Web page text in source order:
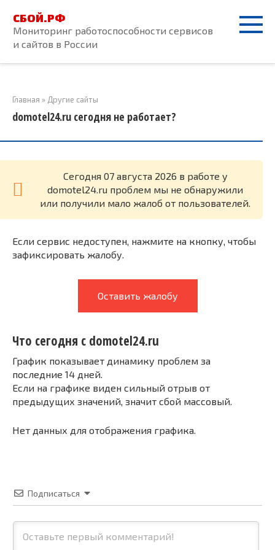
контенту
СБОЙ.РФ
Мониторинг работоспособности сервисов
и сайтов в России
Главная » Другие сайты
domotel24.ru сегодня не работает?
Cегодня 07 августа 2026 в работе у
domotel24.ru проблем мы не обнаружили
или получили мало жалоб от пользователей.
Если сервис недоступен, нажмите на кнопку, чтобы
зафиксировать жалобу.
Оставить жалобу
Что сегодня с domotel24.ru
График показывает динамику проблем за
последние 14 дней.
Если на графике виден сильный отрыв от
предыдущих значений, значит сбой массовый.
Нет данных для отображения графика.
Подписаться